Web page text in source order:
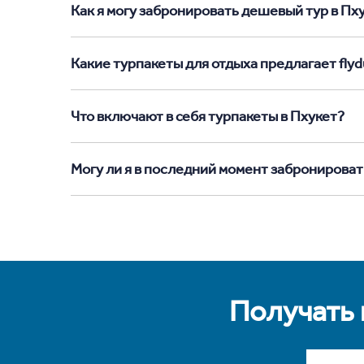
Как я могу забронировать дешевый тур в
Какие турпакеты для отдыха предлагает
Что включают в себя турпакеты в Пхукет?
Могу ли я в последний момент